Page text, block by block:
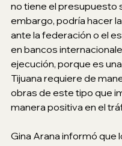
no tiene el presupuesto
embargo, podría hacer
ante la federación o el
en bancos
ejecución, porque es
Tijuana requiere de
obras de este tipo que
manera positiva en el
Gina Arana informó que